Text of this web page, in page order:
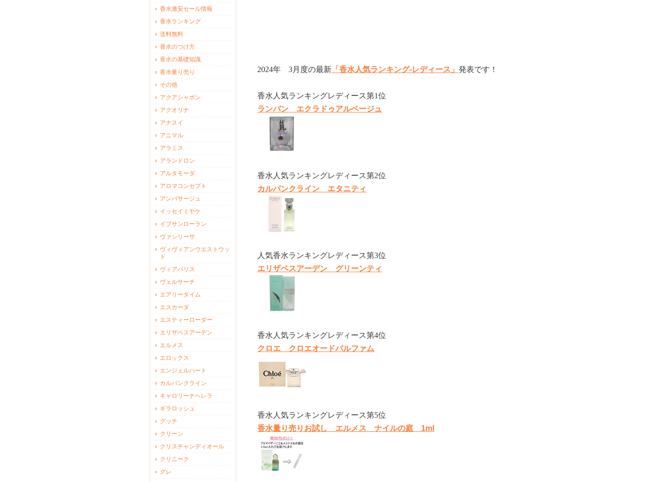
2024年 3月度の最新 「香水人気ランキング-レディース」 発表です！
香水人気ランキングレディース第1位
ランバン エクラドゥアルページュ
香水人気ランキングレディース第2位
カルバンクライン エタニティ
人気香水ランキングレディース第3位
エリザベスアーデン グリーンティ
香水人気ランキングレディース第4位
クロエ クロエオードパルファム
香水人気ランキングレディース第5位
香水量り売りお試し エルメス ナイルの庭 1ml
香水激安セール情報
香水ランキング
送料無料
香水のつけ方
香水の基礎知識
香水量り売り
その他
アクアシャボン
アクオリナ
アナスイ
アニマル
アラミス
アランドロン
アルタモーダ
アロマコンセプト
アンパサージュ
イッセイミヤケ
イブサンローラン
ヴァシリーサ
ヴィヴィアンウエストウッ
ド
ヴィアパリス
ヴェルサーチ
エアリータイム
エスカーダ
エスティーローダー
エリザベスアーデン
エルメス
エロックス
エンジェルハート
カルバンクライン
キャロリーナヘレラ
ギラロッシュ
グッチ
クリーン
クリスチャンディオール
クリニーク
グレ